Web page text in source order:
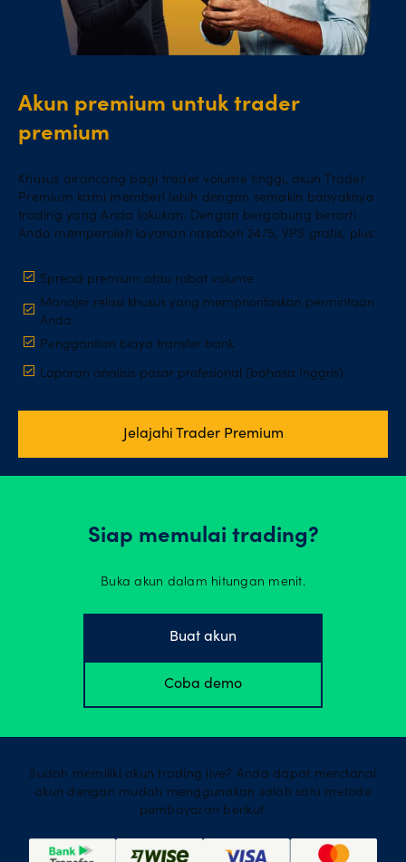
Akun premium untuk trader
premium
Khusus dirancang bagi trader volume tinggi, akun Trader
Premium kami memberi lebih dengan semakin banyaknya
trading yang Anda lakukan. Dengan bergabung berarti
Anda memperoleh layanan nasabah 24/5, VPS gratis, plus:
Spread premium atau rabat volume
Manajer relasi khusus yang memprioritaskan permintaan
Anda
Penggantian biaya transfer bank
Laporan analisis pasar profesional (bahasa Inggris)
Jelajahi Trader Premium
Siap memulai trading?
Buka akun dalam hitungan menit.
Buat akun
Coba demo
Sudah memiliki akun trading live? Anda dapat mendanai
akun dengan mudah menggunakan salah satu metode
pembayaran berikut.